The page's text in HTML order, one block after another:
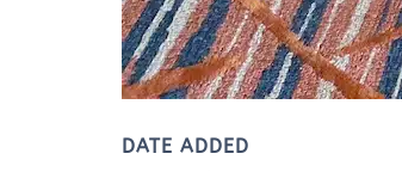
DATE ADDED